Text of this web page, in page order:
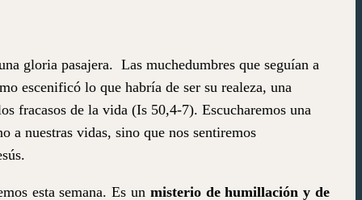
gloria pasajera. Las muchedumbres que seguían a
escenificó lo que habría de ser su realeza, una
fracasos de la vida (Is 50,4-7). Escucharemos una
a nuestras vidas, sino que nos sentiremos
esta semana. Es un misterio de humillación y de